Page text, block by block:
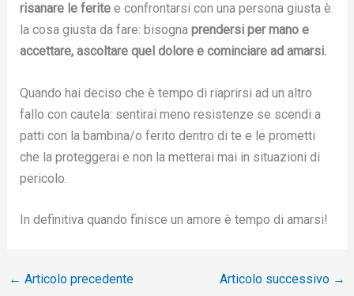
risanare le feritee confrontarsi con una persona giusta è
la cosa giusta da fare: bisogna prendersi per mano e
accettare, ascoltare quel dolore e cominciare ad amarsi.
Quando hai deciso che è tempo di riaprirsi ad un altro
fallo con cautela: sentirai meno resistenze se scendi a
patti con la bambina/o ferito dentro di te e le prometti
che la proteggerai e non la metterai mai in situazioni di
pericolo.
In definitiva quando finisce un amore è tempo di amarsi!
← Articolo precedente Articolo successivo →